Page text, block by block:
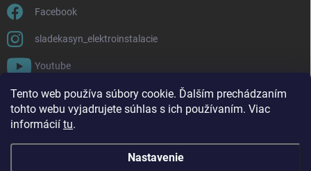
Tento web používa súbory cookie. Ďalším prechádzaním
tohto webu vyjadrujete súhlas s ich používaním. Viac
informácií tu.
Nastavenie
Facebook
sladekasyn_elektroinstalacie
Youtube
FACEBOOK